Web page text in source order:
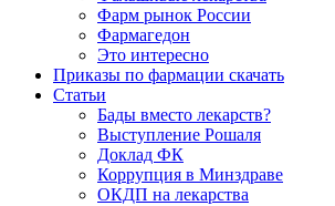
Фарм рынок России
Фармагедон
Это интересно
Приказы по фармации скачать
Статьи
Бады вместо лекарств?
Выступление Рошаля
Доклад ФК
Коррупция в Минздраве
ОКДП на лекарства